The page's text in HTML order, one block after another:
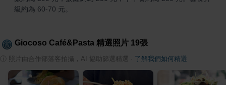
級約為 60-70 元。
Giocoso Café&Pasta 精選照片 19張
照片由合作部落客拍攝，AI 協助篩選精選 了解我們如何精選